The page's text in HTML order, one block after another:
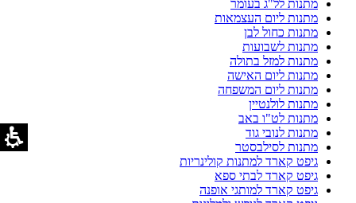
מתנות לל"ג בעומר
מתנות ליום העצמאות
מתנות כחול לבן
מתנות לשבועות
מתנות למזל בתולה
מתנות ליום האישה
מתנות ליום המשפחה
מתנות לולנטיין
מתנות לט"ו באב
מתנות לנובי גוד
מתנות לסילבסטר
גיפט קארד למתנות קולינריות
גיפט קארד לבתי ספא
גיפט קארד למותגי אופנה